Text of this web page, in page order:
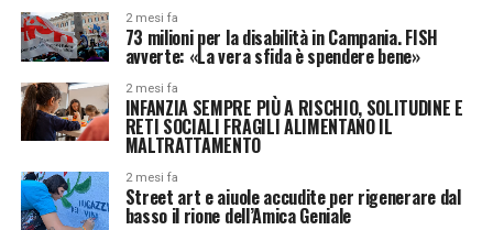
2 mesi fa
73 milioni per la disabilità in Campania. FISH
avverte: «La vera sfida è spendere bene»
2 mesi fa
INFANZIA SEMPRE PIÙ A RISCHIO, SOLITUDINE E
RETI SOCIALI FRAGILI ALIMENTANO IL
MALTRATTAMENTO
2 mesi fa
Street art e aiuole accudite per rigenerare dal
basso il rione dell’Amica Geniale